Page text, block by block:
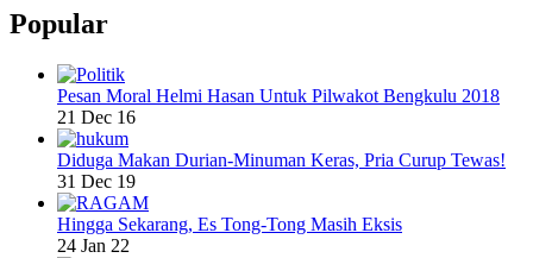
Popular
Pesan Moral Helmi Hasan Untuk Pilwakot Bengkulu 2018
21 Dec 16
Diduga Makan Durian-Minuman Keras, Pria Curup Tewas!
31 Dec 19
Hingga Sekarang, Es Tong-Tong Masih Eksis
24 Jan 22